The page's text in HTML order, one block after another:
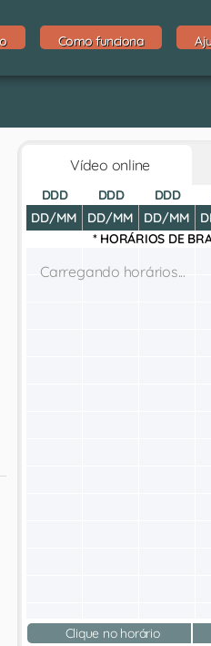
Como funciona
Vídeo online
DDD
DD/MM
DDD
DD/MM
DDD
DD/MM
* HORÁRIOS DE
Carregando horários...
Clique no horário